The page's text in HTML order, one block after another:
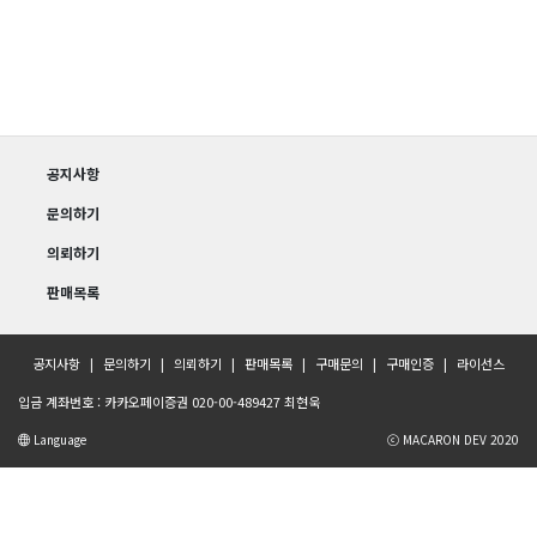
공지사항
문의하기
의뢰하기
판매목록
공지사항 문의하기 의뢰하기 판매목록 구매문의 구매인증
라이선스
입금 계좌번호 : 카카오페이증권 020-00-489427 최현욱
Language ⓒ MACARON DEV 2020